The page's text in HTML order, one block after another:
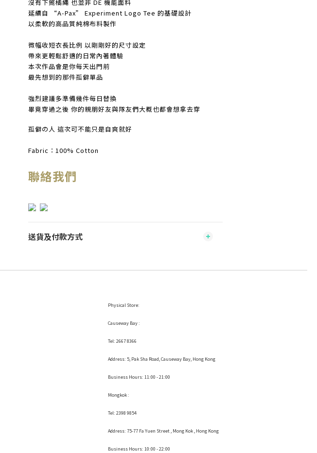
沒有下擺橘繩 也並非 DE 機能面料
延續自 “A-Pax” Experiment Logo Tee 的基礎設計
以柔軟的高品質純棉布料製作
微幅收短衣長比例 以剛剛好的尺寸設定
帶來更輕鬆舒適的日常內著體驗
本次作品會是你每天出門前
最先想到的那件孤僻單品
強烈建議多準備幾件每日替換
畢竟穿過之後 你的親朋好友與隊友們大概也都會想拿去穿
孤僻の人 這次可不能只是自爽就好
Fabric：100% Cotton
聯絡我們
送貨及付款方式
Physical Store:
Causeway Bay :
Tel: 2667 8366
Address: 5, Pak Sha Road, Causeway Bay, Hong Kong
Business Hours: 11:00 - 21:00
Mongkok :
Tel: 2398 9854
Address: 75-77 Fa Yuen Street , Mong Kok, Hong Kong
Business Hours: 10:00 - 22:00